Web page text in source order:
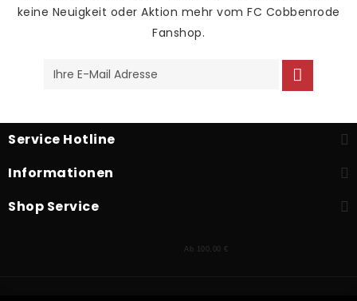
keine Neuigkeit oder Aktion mehr vom FC Cobbenrode
Fanshop.
Service Hotline
Informationen
Shop Service
Ab 100,00 €